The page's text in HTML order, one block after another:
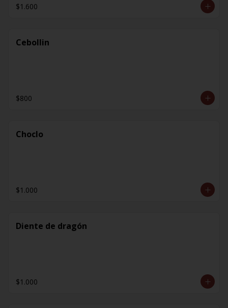
$1.600
Cebollin
$800
Choclo
$1.000
Diente de dragón
$1.000